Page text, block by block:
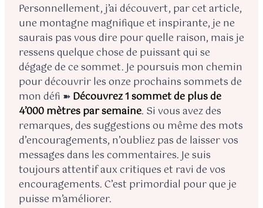
Personnellement, j’ai découvert, par cet article,
une montagne magnifique et inspirante, je ne
saurais pas vous dire pour quelle raison, mais je
ressens quelque chose de puissant qui se
dégage de ce sommet. Je poursuis mon chemin
pour découvrir les onze prochains sommets de
mon défi ➽Découvrez 1 sommet de plus de
4’000 mètres par semaine. Si vous avez des
remarques, des suggestions ou même des mots
d’encouragements, n’oubliez pas de laisser vos
messages dans les commentaires. Je suis
toujours attentif aux critiques et ravi de vos
encouragements. C’est primordial pour que je
puisse m’améliorer.